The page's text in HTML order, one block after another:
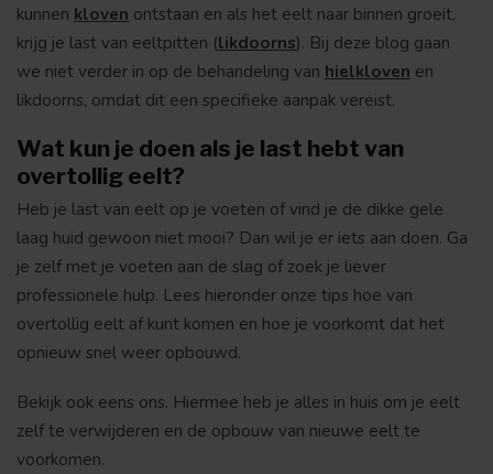
kunnen kloven ontstaan en als het eelt naar binnen groeit,
krijg je last van eeltpitten (likdoorns). Bij deze blog gaan
we niet verder in op de behandeling van hielkloven en
likdoorns, omdat dit een specifieke aanpak vereist.
Wat kun je doen als je last hebt van
overtollig eelt?
Heb je last van eelt op je voeten of vind je de dikke gele
laag huid gewoon niet mooi? Dan wil je er iets aan doen. Ga
je zelf met je voeten aan de slag of zoek je liever
professionele hulp. Lees hieronder onze tips hoe van
overtollig eelt af kunt komen en hoe je voorkomt dat het
opnieuw snel weer opbouwd.
Bekijk ook eens ons. Hiermee heb je alles in huis om je eelt
zelf te verwijderen en de opbouw van nieuwe eelt te
voorkomen.